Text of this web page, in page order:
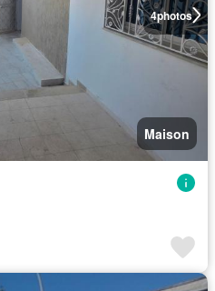
4photos
Maison